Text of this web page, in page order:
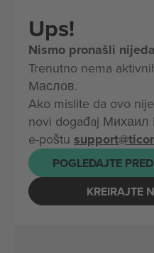
Ups!
Nismo pronašli
Trenutno nema
Маслов.
Ako mislite da ovo
novi događaj
e-poštu
POGLEDAJTE
KREIRAJTE